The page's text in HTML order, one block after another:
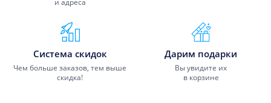
и адреса
Система скидок
Чем больше заказов, тем выше
скидка!
Дарим подарки
Вы увидите их
в корзине